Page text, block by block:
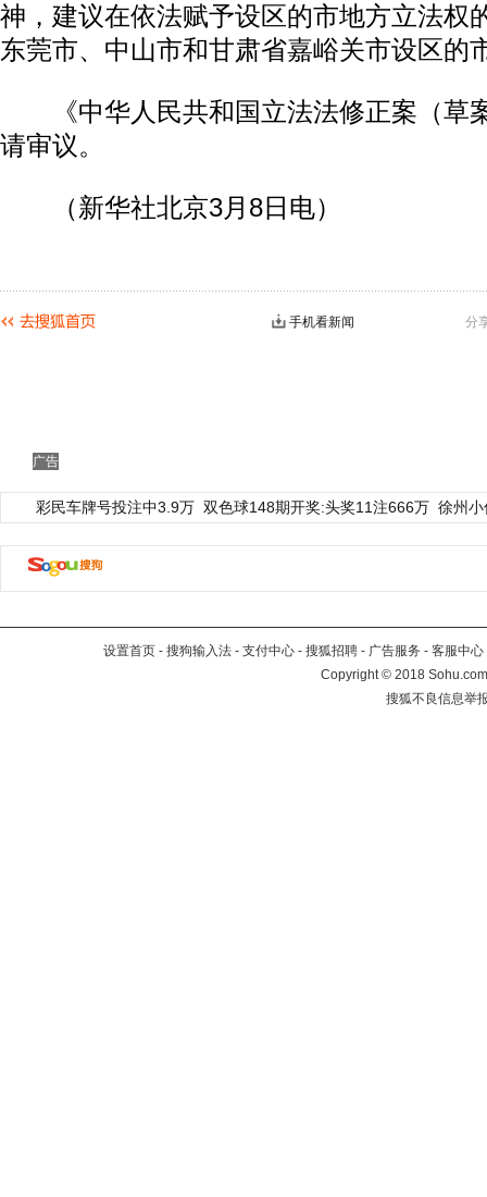
神，建议在依法赋予设区的市地方立法权
东莞市、中山市和甘肃省嘉峪关市设区的
《中华人民共和国立法法修正案（草
请审议。
（新华社北京3月8日电）
分
手机看新闻
广告
彩民车牌号投注中3.9万 双色球148期开奖:头奖11注666万 徐州
设置首页 - 搜狗输入法 - 支付中心 - 搜狐招聘 - 广告服务 - 客服中心
Copyright©2018
搜狐不良信息举